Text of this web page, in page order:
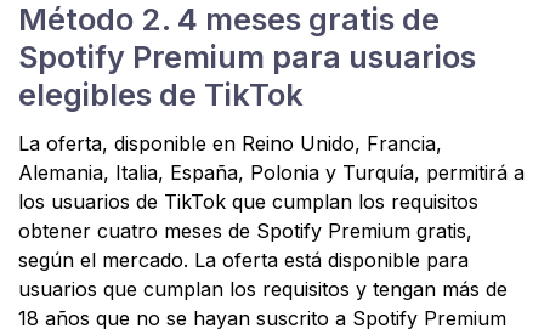
Método 2. 4 meses gratis de
Spotify Premium para usuarios
elegibles de TikTok
La oferta, disponible en Reino Unido, Francia,
Alemania, Italia, España, Polonia y Turquía, permitirá a
los usuarios de TikTok que cumplan los requisitos
obtener cuatro meses de Spotify Premium gratis,
según el mercado. La oferta está disponible para
usuarios que cumplan los requisitos y tengan más de
18 años que no se hayan suscrito a Spotify Premium